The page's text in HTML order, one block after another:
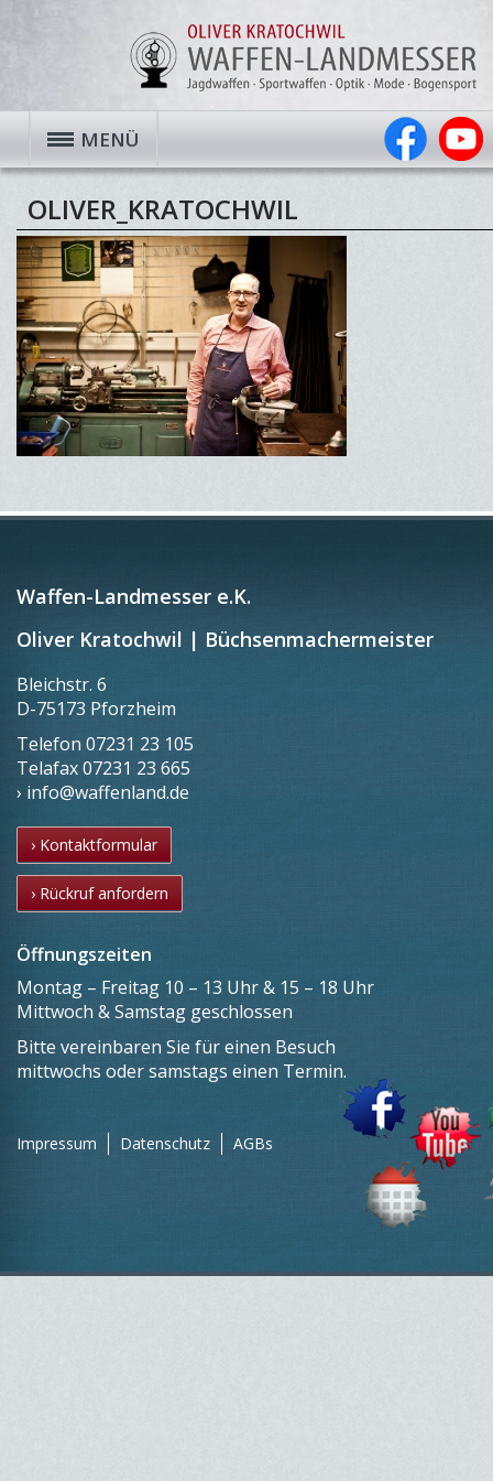
MENÜ
OLIVER_KRATOCHWIL
Waffen-Landmesser e.K.
Oliver Kratochwil | Büchsenmachermeister
Bleichstr. 6
D-75173 Pforzheim
Telefon 07231 23 105
Telafax07231 23 665
› info@waffenland.de
› Kontaktformular
› Rückruf anfordern
Öffnungszeiten
Montag – Freitag 10 – 13 Uhr & 15 – 18 Uhr
Mittwoch & Samstag geschlossen
Bitte vereinbaren Sie für einen Besuch
mittwochs oder samstags einen Termin.
Impressum Datenschutz AGBs